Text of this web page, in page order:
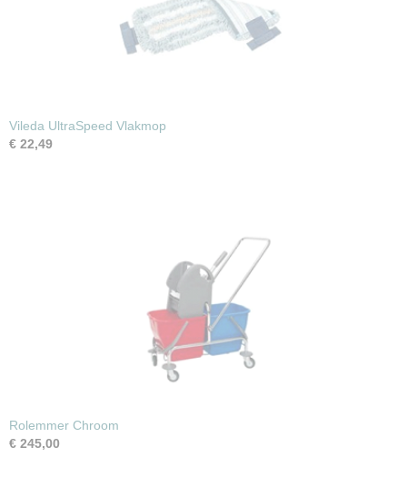
Vileda UltraSpeed Vlakmop
€ 22,49
Rolemmer Chroom
€ 245,00